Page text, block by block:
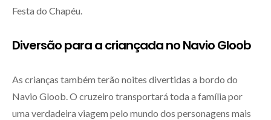
Festa do Chapéu.
Diversão para a criançada no Navio Gloob
As crianças também terão noites divertidas a bordo do
Navio Gloob. O cruzeiro transportará toda a família por
uma verdadeira viagem pelo mundo dos personagens mais